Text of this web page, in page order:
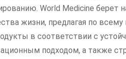
World Medicine берет
жизни, предлагая по
в соответствии с
подходом, а также